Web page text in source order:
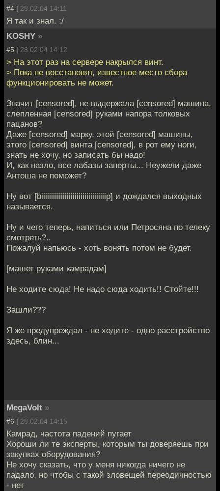
#4 | 28.02.04 14:11
Я так и знал. :/
KOSHY »
#5 | 28.02.04 14:12
> На этот раз на сервере накрылся винт.
> Пока не восстановят, известное место сбора
функционировать не может.
Значит [censored], не выдержала [censored] машина,
слепленная [censored] руками напора толковых
пацанов?
Даже [censored] марку, этой [censored] машины,
этого [censored] винта [censored], в рот ему ноги,
знать не хочу, но записать бы надо!
И, как назло, все лабазы заперты... Неужели даже
Антоша не поможет?
Ну вот [biiiiiiiiiiiiiiiiiiiiiiiiiiiiiiiiip] и дождался выходных
называется.
Ну и чего теперь, напиться или Петросяна по телеку
смотреть?..
Пожалуй напьюсь - хоть вонять потом не будет.
[машет руками камрадам]
Не ходите сюда! Не надо сюда ходить!! Стойте!!!
Зашли???
Я же предупреждал - не ходите - одно расстройство
здесь, блин...
MegaVolt »
#6 | 28.02.04 14:15
Камрад, частота падений пугает
Хороши ли те эксперты, которым ты доверяешь при
закупках оборудования?
Не хочу сказать, что у меня никогда ничего не
падало, но чтобы с такой зловещей переодичностью
- нет